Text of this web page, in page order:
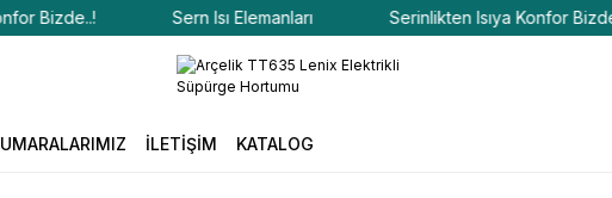
Bizde..! Sern Isı Elemanları Serinlikten Isıya Konfor Bizde..!
İLETİŞİM KATALOG